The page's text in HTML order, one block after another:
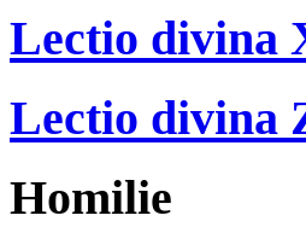
Lectio divina
Lectio divina
Homilie